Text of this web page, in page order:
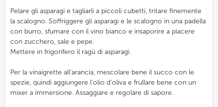
Pelare gli asparagi e tagliarli a piccoli cubetti, tritare finemente
la scalogno. Soffriggere gli asparagi e le scalogno in una padella
con burro, sfumare con il vino bianco e insaporire a piacere
con zucchero, sale e pepe.
Mettere in frigorifero il ragù di asparagi.
Per la vinaigrette all'arancia, mescolare bene il succo con le
spezie, quindi aggiungere l'olio d'oliva e frullare bene con un
mixer a immersione. Assaggiare e regolare di sapore.